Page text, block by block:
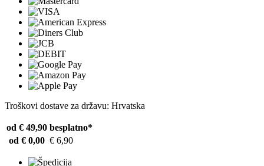
Troškovi dostave za državu: Hrvatska
od € 49,90 besplatno*
od € 0,00 € 6,90